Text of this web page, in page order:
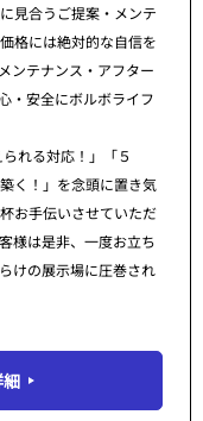
見合うご提案・メンテ
格には絶対的な自信を
ンテナンス・アフター
・安全にボルボライフ
れる対応！」「５
く！」を念頭に置き気
お手伝いさせていただ
様は是非、一度お立ち
けの展示場に圧巻され